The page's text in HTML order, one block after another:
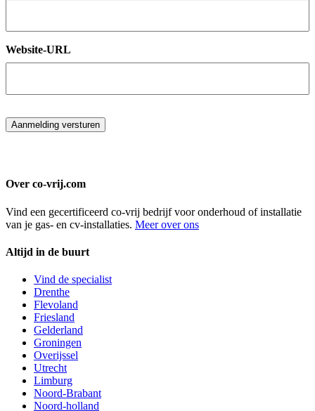
Website-URL
Aanmelding versturen
Over co-vrij.com
Vind een gecertificeerd co-vrij bedrijf voor onderhoud of installatie
van je gas- en cv-installaties. Meer over ons
Altijd in de buurt
Vind de specialist
Drenthe
Flevoland
Friesland
Gelderland
Groningen
Overijssel
Utrecht
Limburg
Noord-Brabant
Noord-holland